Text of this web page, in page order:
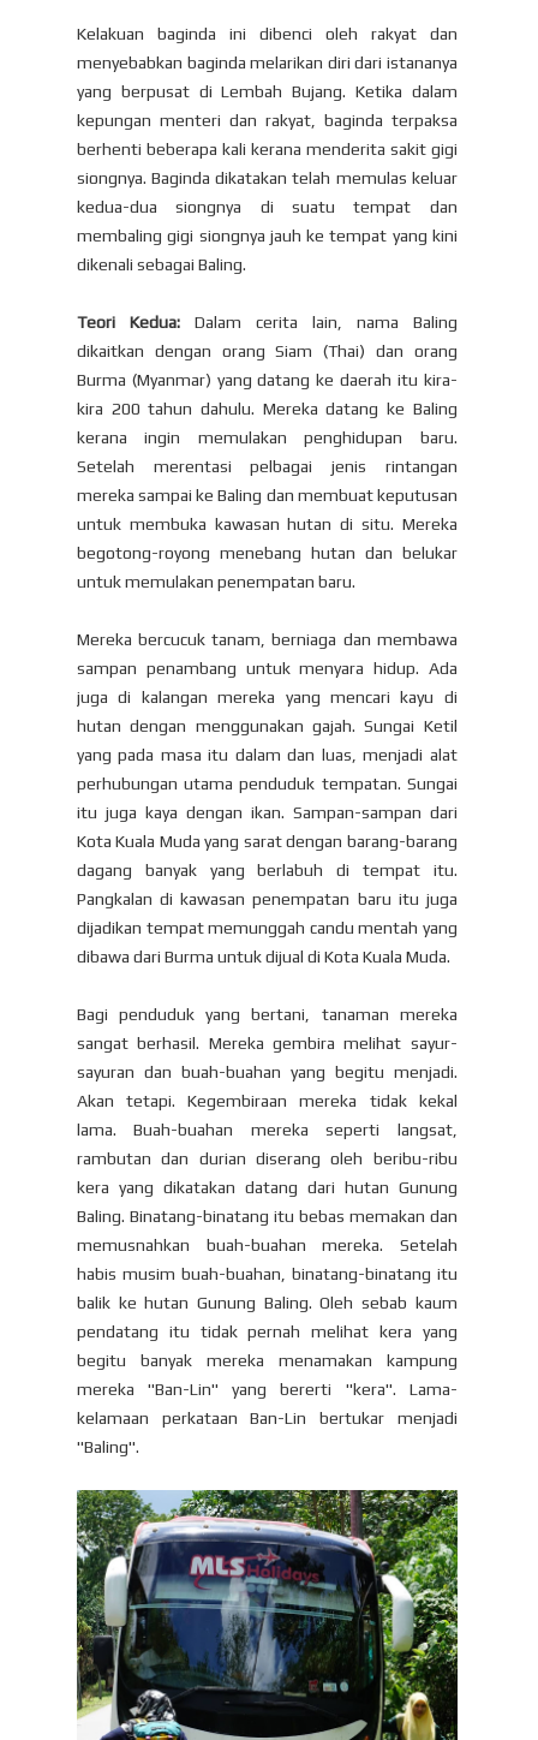
Kelakuan baginda ini dibenci oleh rakyat dan
menyebabkan baginda melarikan diri dari istananya
yang berpusat di Lembah Bujang. Ketika dalam
kepungan menteri dan rakyat, baginda terpaksa
berhenti beberapa kali kerana menderita sakit gigi
siongnya. Baginda dikatakan telah memulas keluar
kedua-dua siongnya di suatu tempat dan
membaling gigi siongnya jauh ke tempat yang kini
dikenali sebagai Baling.
Teori Kedua:Dalam cerita lain, nama Baling
dikaitkan dengan orang Siam (Thai) dan orang
Burma (Myanmar) yang datang ke daerah itu kira-
kira 200 tahun dahulu. Mereka datang ke Baling
kerana ingin memulakan penghidupan baru.
Setelah merentasi pelbagai jenis rintangan
mereka sampai ke Baling dan membuat keputusan
untuk membuka kawasan hutan di situ. Mereka
begotong-royong menebang hutan dan belukar
untuk memulakan penempatan baru.
Mereka bercucuk tanam, berniaga dan membawa
sampan penambang untuk menyara hidup. Ada
juga di kalangan mereka yang mencari kayu di
hutan dengan menggunakan gajah. Sungai Ketil
yang pada masa itu dalam dan luas, menjadi alat
perhubungan utama penduduk tempatan. Sungai
itu juga kaya dengan ikan. Sampan-sampan dari
Kota Kuala Muda yang sarat dengan barang-barang
dagang banyak yang berlabuh di tempat itu.
Pangkalan di kawasan penempatan baru itu juga
dijadikan tempat memunggah candu mentah yang
dibawa dari Burma untuk dijual di Kota Kuala Muda.
Bagi penduduk yang bertani, tanaman mereka
sangat berhasil. Mereka gembira melihat sayur-
sayuran dan buah-buahan yang begitu menjadi.
Akan tetapi. Kegembiraan mereka tidak kekal
lama. Buah-buahan mereka seperti langsat,
rambutan dan durian diserang oleh beribu-ribu
kera yang dikatakan datang dari hutan Gunung
Baling. Binatang-binatang itu bebas memakan dan
memusnahkan buah-buahan mereka. Setelah
habis musim buah-buahan, binatang-binatang itu
balik ke hutan Gunung Baling. Oleh sebab kaum
pendatang itu tidak pernah melihat kera yang
begitu banyak mereka menamakan kampung
mereka "Ban-Lin" yang bererti "kera". Lama-
kelamaan perkataan Ban-Lin bertukar menjadi
"Baling".